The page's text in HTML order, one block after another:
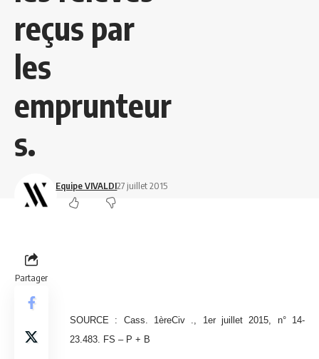
reçus par
les
emprunteur
s.
Equipe VIVALDI27 juillet 2015
Partager
SOURCE : Cass. 1èreCiv ., 1er juillet 2015, n° 14-
23.483. FS – P + B